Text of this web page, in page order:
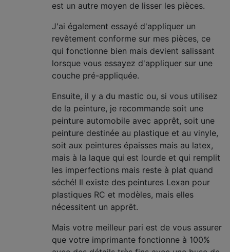
est un autre moyen de lisser les pièces.
J'ai également essayé d'appliquer un
revêtement conforme sur mes pièces, ce
qui fonctionne bien mais devient salissant
lorsque vous essayez d'appliquer sur une
couche pré-appliquée.
Ensuite, il y a du mastic ou, si vous utilisez
de la peinture, je recommande soit une
peinture automobile avec apprêt, soit une
peinture destinée au plastique et au vinyle,
soit aux peintures épaisses mais au latex,
mais à la laque qui est lourde et qui remplit
les imperfections mais reste à plat quand
séché! Il existe des peintures Lexan pour
plastiques RC et modèles, mais elles
nécessitent un apprêt.
Mais votre meilleur pari est de vous assurer
que votre imprimante fonctionne à 100%